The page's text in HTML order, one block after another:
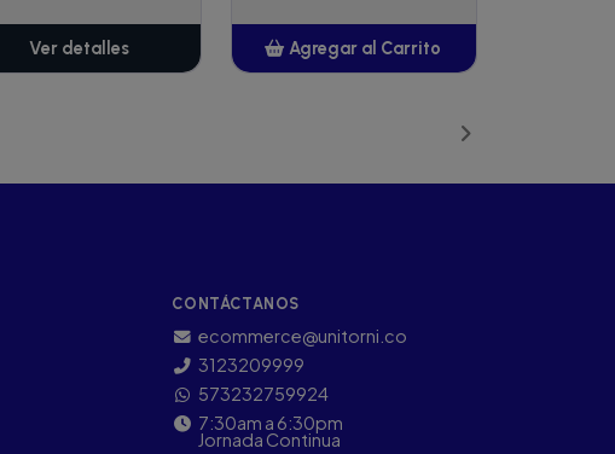
Ver detalles Agregar al Carrito
CONTÁCTANOS
ecommerce@unitorni.co
3123209999
573232759924
7:30am a 6:30pm
Jornada Continua